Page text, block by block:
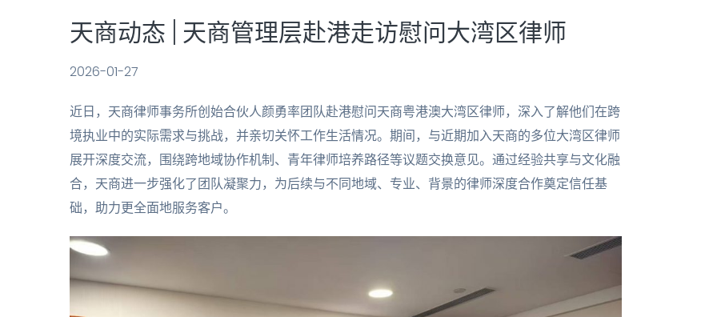
天商动态 | 天商管理层赴港走访慰问大湾区律师
2026-01-27
近日，天商律师事务所创始合伙人颜勇率团队赴港慰问天商粤港澳大湾区律师，深入了解他们在跨
境执业中的实际需求与挑战，并亲切关怀工作生活情况。期间，与近期加入天商的多位大湾区律师
展开深度交流，围绕跨地域协作机制、青年律师培养路径等议题交换意见。通过经验共享与文化融
合，天商进一步强化了团队凝聚力，为后续与不同地域、专业、背景的律师深度合作奠定信任基
础，助力更全面地服务客户。